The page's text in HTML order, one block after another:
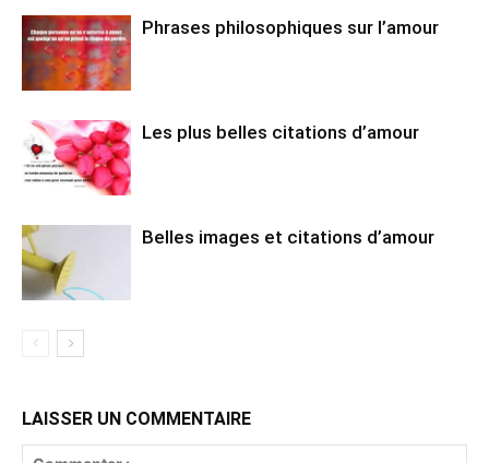
Phrases philosophiques sur l’amour
Les plus belles citations d’amour
Belles images et citations d’amour
LAISSER UN COMMENTAIRE